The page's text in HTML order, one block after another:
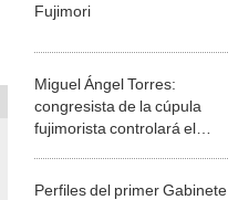
Fujimori
Miguel Ángel Torres:
congresista de la cúpula
fujimorista controlará el
Perfiles del primer Gabinete